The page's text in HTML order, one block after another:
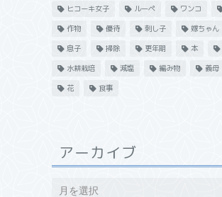
ヒコーキ女子
ルーペ ワンコ
作物
優待 刺し子 嫁ちゃん
息子
掃除 更年期 本
水耕栽培
減塩 編み物 義母
花
食事
アーカイブ